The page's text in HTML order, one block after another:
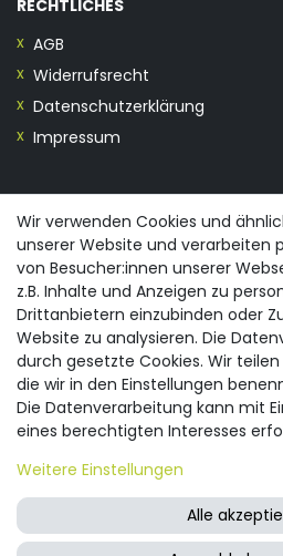
RECHTLICHES
AGB
Widerrufsrecht
Datenschutzerklärung
Impressum
0355/28913230
info@spreewald-
Gubener Straße 19, 03042
© 2026 spreewald-praesente.de
Wir verwenden Cookies und
unserer Website und verarbeiten
von Besucher:innen unserer
z.B. Inhalte und Anzeigen zu
Drittanbietern einzubinden oder
Website zu analysieren. Die
durch gesetzte Cookies. Wir
die wir in den Einstellungen
Die Datenverarbeitung kann mit
eines berechtigten Interesses
nicht einzuwilligen und die
Zeitpunkt zu ändern oder zu
Impressum
und weitere Hinweise
personenbezogener Daten in
Weitere Einstellungen
Alle